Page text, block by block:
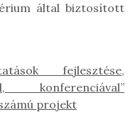
által biztosított
fejlesztése,
konferenciával”
projekt